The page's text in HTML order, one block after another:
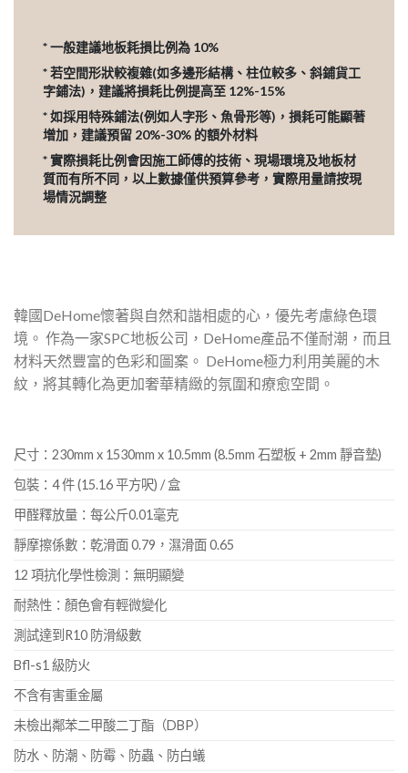
* 一般建議地板耗損比例為 10%
* 若空間形狀較複雜(如多邊形結構、柱位較多、斜鋪貨工
字鋪法)，建議將損耗比例提高至 12%-15%
* 如採用特殊鋪法(例如人字形、魚骨形等)，損耗可能顯著
增加，建議預留 20%-30% 的額外材料
* 實際損耗比例會因施工師傅的技術、現場環境及地板材
質而有所不同，以上數據僅供預算參考，實際用量請按現
場情況調整
韓國DeHome懷著與自然和諧相處的心，優先考慮綠色環
境。 作為一家SPC地板公司，DeHome產品不僅耐潮，而且
材料天然豐富的色彩和圖案。 DeHome極力利用美麗的木
紋，將其轉化為更加奢華精緻的氛圍和療愈空間。
尺寸：230mm x 1530mm x 10.5mm (8.5mm 石塑板 + 2mm 靜音墊)
包裝：4 件 (15.16 平方呎) / 盒
甲醛釋放量：每公斤0.01毫克
靜摩擦係數：乾滑面 0.79，濕滑面 0.65
12 項抗化學性檢測：無明顯變
耐熱性：顏色會有輕微變化
測試達到R10 防滑級數
Bfl-s1 級防火
不含有害重金屬
未檢出鄰苯二甲酸二丁酯（DBP）
防水、防潮、防霉、防蟲、防白蟻